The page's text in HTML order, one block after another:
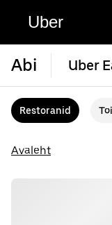
Uber
Abi Uber
Restoranid
Avaleht